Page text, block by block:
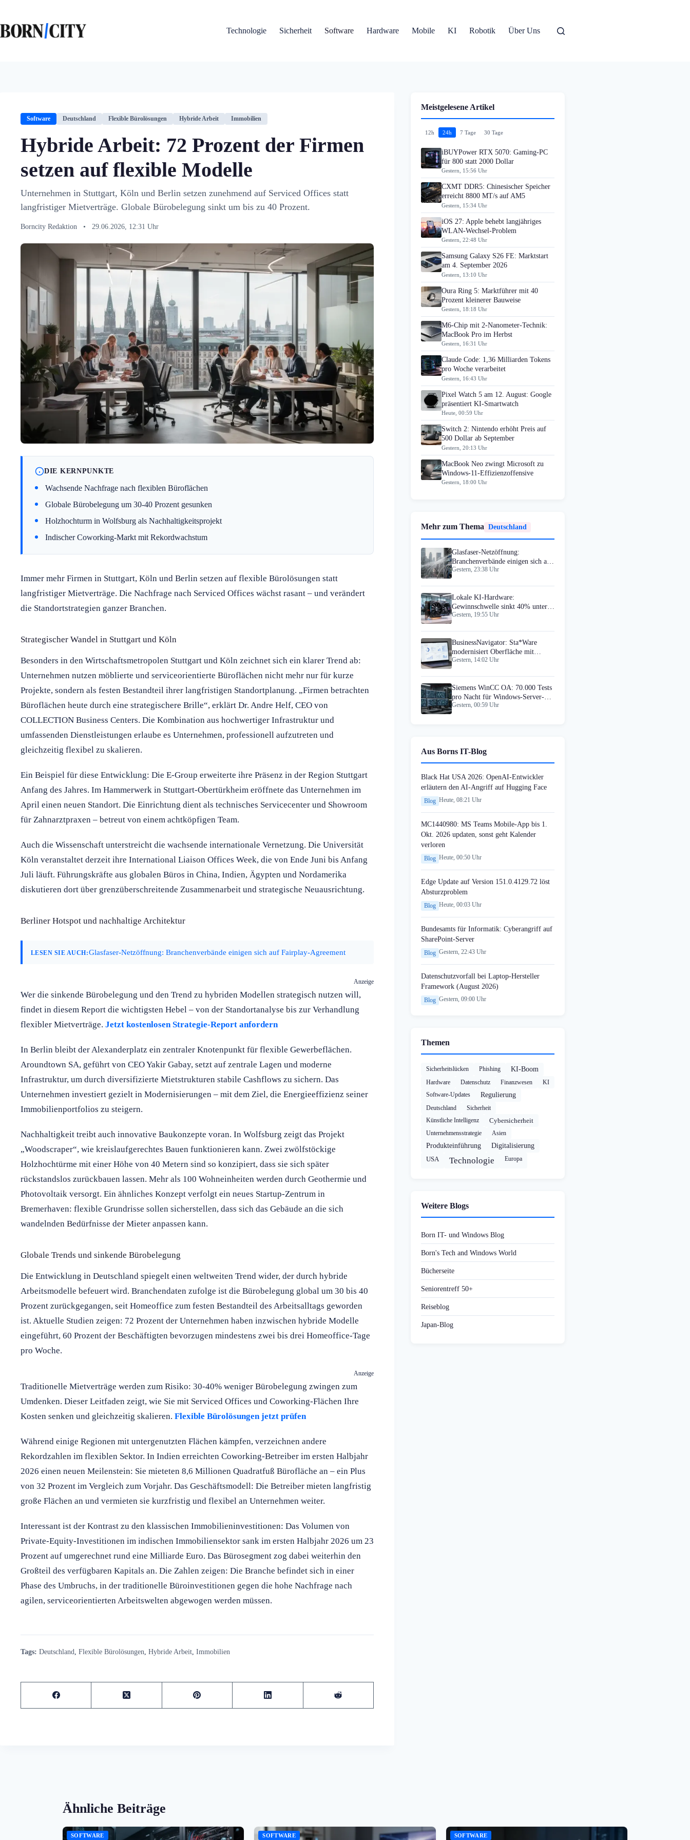
springen
Technologie
Sicherheit Software Hardware Mobile KI Robotik Über Uns
Software Deutschland Flexible Bürolösungen Hybride Arbeit Immobilien
Hybride Arbeit: 72 Prozent der Firmen
setzen auf flexible Modelle
Unternehmen in Stuttgart, Köln und Berlin setzen zunehmend auf Serviced Offices statt
langfristiger Mietverträge. Globale Bürobelegung sinkt um bis zu 40 Prozent.
Borncity Redaktion • 29.06.2026, 12:31 Uhr
DIE KERNPUNKTE
Wachsende Nachfrage nach flexiblen Büroflächen
Globale Bürobelegung um 30-40 Prozent gesunken
Holzhochturm in Wolfsburg als Nachhaltigkeitsprojekt
Indischer Coworking-Markt mit Rekordwachstum
Immer mehr Firmen in Stuttgart, Köln und Berlin setzen auf flexible Bürolösungen statt
langfristiger Mietverträge. Die Nachfrage nach Serviced Offices wächst rasant – und verändert
die Standortstrategien ganzer Branchen.
Strategischer Wandel in Stuttgart und Köln
Besonders in den Wirtschaftsmetropolen Stuttgart und Köln zeichnet sich ein klarer Trend ab:
Unternehmen nutzen möblierte und serviceorientierte Büroflächen nicht mehr nur für kurze
Projekte, sondern als festen Bestandteil ihrer langfristigen Standortplanung. „Firmen betrachten
Büroflächen heute durch eine strategischere Brille“, erklärt Dr. Andre Helf, CEO von
COLLECTION Business Centers. Die Kombination aus hochwertiger Infrastruktur und
umfassenden Dienstleistungen erlaube es Unternehmen, professionell aufzutreten und
gleichzeitig flexibel zu skalieren.
Ein Beispiel für diese Entwicklung: Die E-Group erweiterte ihre Präsenz in der Region Stuttgart
Anfang des Jahres. Im Hammerwerk in Stuttgart-Obertürkheim eröffnete das Unternehmen im
April einen neuen Standort. Die Einrichtung dient als technisches Servicecenter und Showroom
für Zahnarztpraxen – betreut von einem achtköpfigen Team.
Auch die Wissenschaft unterstreicht die wachsende internationale Vernetzung. Die Universität
Köln veranstaltet derzeit ihre International Liaison Offices Week, die von Ende Juni bis Anfang
Juli läuft. Führungskräfte aus globalen Büros in China, Indien, Ägypten und Nordamerika
diskutieren dort über grenzüberschreitende Zusammenarbeit und strategische Neuausrichtung.
Berliner Hotspot und nachhaltige Architektur
LESEN SIE AUCH:Glasfaser-Netzöffnung: Branchenverbände einigen sich auf Fairplay-Agreement
Anzeige
Wer die sinkende Bürobelegung und den Trend zu hybriden Modellen strategisch nutzen will,
findet in diesem Report die wichtigsten Hebel – von der Standortanalyse bis zur Verhandlung
flexibler Mietverträge. Jetzt kostenlosen Strategie-Report anfordern
In Berlin bleibt der Alexanderplatz ein zentraler Knotenpunkt für flexible Gewerbeflächen.
Aroundtown SA, geführt von CEO Yakir Gabay, setzt auf zentrale Lagen und moderne
Infrastruktur, um durch diversifizierte Mietstrukturen stabile Cashflows zu sichern. Das
Unternehmen investiert gezielt in Modernisierungen – mit dem Ziel, die Energieeffizienz seiner
Immobilienportfolios zu steigern.
Nachhaltigkeit treibt auch innovative Baukonzepte voran. In Wolfsburg zeigt das Projekt
„Woodscraper“, wie kreislaufgerechtes Bauen funktionieren kann. Zwei zwölfstöckige
Holzhochtürme mit einer Höhe von 40 Metern sind so konzipiert, dass sie sich später
rückstandslos zurückbauen lassen. Mehr als 100 Wohneinheiten werden durch Geothermie und
Photovoltaik versorgt. Ein ähnliches Konzept verfolgt ein neues Startup-Zentrum in
Bremerhaven: flexible Grundrisse sollen sicherstellen, dass sich das Gebäude an die sich
wandelnden Bedürfnisse der Mieter anpassen kann.
Globale Trends und sinkende Bürobelegung
Die Entwicklung in Deutschland spiegelt einen weltweiten Trend wider, der durch hybride
Arbeitsmodelle befeuert wird. Branchendaten zufolge ist die Bürobelegung global um 30 bis 40
Prozent zurückgegangen, seit Homeoffice zum festen Bestandteil des Arbeitsalltags geworden
ist. Aktuelle Studien zeigen: 72 Prozent der Unternehmen haben inzwischen hybride Modelle
eingeführt, 60 Prozent der Beschäftigten bevorzugen mindestens zwei bis drei Homeoffice-Tage
pro Woche.
Anzeige
Traditionelle Mietverträge werden zum Risiko: 30-40% weniger Bürobelegung zwingen zum
Umdenken. Dieser Leitfaden zeigt, wie Sie mit Serviced Offices und Coworking-Flächen Ihre
Kosten senken und gleichzeitig skalieren. Flexible Bürolösungen jetzt prüfen
Während einige Regionen mit untergenutzten Flächen kämpfen, verzeichnen andere
Rekordzahlen im flexiblen Sektor. In Indien erreichten Coworking-Betreiber im ersten Halbjahr
2026 einen neuen Meilenstein: Sie mieteten 8,6 Millionen Quadratfuß Bürofläche an – ein Plus
von 32 Prozent im Vergleich zum Vorjahr. Das Geschäftsmodell: Die Betreiber mieten langfristig
große Flächen an und vermieten sie kurzfristig und flexibel an Unternehmen weiter.
Interessant ist der Kontrast zu den klassischen Immobilieninvestitionen: Das Volumen von
Private-Equity-Investitionen im indischen Immobiliensektor sank im ersten Halbjahr 2026 um 23
Prozent auf umgerechnet rund eine Milliarde Euro. Das Bürosegment zog dabei weiterhin den
Großteil des verfügbaren Kapitals an. Die Zahlen zeigen: Die Branche befindet sich in einer
Phase des Umbruchs, in der traditionelle Büroinvestitionen gegen die hohe Nachfrage nach
agilen, serviceorientierten Arbeitswelten abgewogen werden müssen.
Tags: Deutschland Flexible Bürolösungen Hybride Arbeit Immobilien
Meistgelesene Artikel
12h 24h 7 Tage 30 Tage
iBUYPower RTX 5070: Gaming-PC
für 800 statt 2000 Dollar
Gestern, 15:56 Uhr
CXMT DDR5: Chinesischer Speicher
erreicht 8800 MT/s auf AM5
Gestern, 15:34 Uhr
iOS 27: Apple behebt langjähriges
WLAN-Wechsel-Problem
Gestern, 22:48 Uhr
Samsung Galaxy S26 FE: Marktstart
am 4. September 2026
Gestern, 13:10 Uhr
Oura Ring 5: Marktführer mit 40
Prozent kleinerer Bauweise
Gestern, 18:18 Uhr
M6-Chip mit 2-Nanometer-Technik:
MacBook Pro im Herbst
Gestern, 16:31 Uhr
Claude Code: 1,36 Milliarden Tokens
pro Woche verarbeitet
Gestern, 16:43 Uhr
Pixel Watch 5 am 12. August: Google
präsentiert KI-Smartwatch
Heute, 00:59 Uhr
Switch 2: Nintendo erhöht Preis auf
500 Dollar ab September
Gestern, 20:13 Uhr
MacBook Neo zwingt Microsoft zu
Windows-11-Effizienzoffensive
Gestern, 18:00 Uhr
Mehr zum Thema Deutschland
Glasfaser-Netzöffnung:
Branchenverbände einigen sich auf
Fairplay-Agreement
Gestern, 23:38 Uhr
Lokale KI-Hardware:
Gewinnschwelle sinkt 40% unter
Cloud-Dienste
Gestern, 19:55 Uhr
BusinessNavigator: Sta*Ware
modernisiert Oberfläche mit
Material UI
Gestern, 14:02 Uhr
Siemens WinCC OA: 70.000 Tests
pro Nacht für Windows-Server-
Kompatibilität
Gestern, 00:59 Uhr
Aus Borns IT-Blog
Black Hat USA 2026: OpenAI-Entwickler
erläutern den AI-Angriff auf Hugging Face
Blog Heute, 08:21 Uhr
MC1440980: MS Teams Mobile-App bis 1.
Okt. 2026 updaten, sonst geht Kalender
verloren
Blog Heute, 00:50 Uhr
Edge Update auf Version 151.0.4129.72 löst
Absturzproblem
Blog Heute, 00:03 Uhr
Bundesamts für Informatik: Cyberangriff auf
SharePoint-Server
Blog Gestern, 22:43 Uhr
Datenschutzvorfall bei Laptop-Hersteller
Framework (August 2026)
Blog Gestern, 09:00 Uhr
Themen
Sicherheitslücken Phishing KI-Boom
Hardware Datenschutz Finanzwesen
KI
Software-Updates
Regulierung
Deutschland
Sicherheit
Künstliche Intelligenz
Cybersicherheit
Unternehmensstrategie Asien
Produkteinführung
Digitalisierung
USA
Technologie Europa
Weitere Blogs
Born IT- und Windows Blog
Born's Tech and Windows World
Bücherseite
Seniorentreff 50+
Reiseblog
Japan-Blog
Ähnliche Beiträge
SOFTWARE SOFTWARE SOFTWARE